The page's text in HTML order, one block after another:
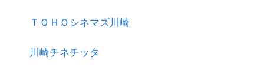
ＴＯＨＯシネマズ川崎
川崎チネチッタ